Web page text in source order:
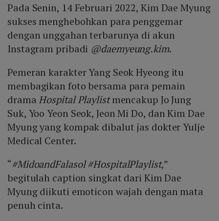
Pada Senin, 14 Februari 2022, Kim Dae Myung
sukses menghebohkan para penggemar
dengan unggahan terbarunya di akun
Instagram pribadi @daemyeung.kim.
Pemeran karakter Yang Seok Hyeong itu
membagikan foto bersama para pemain
drama Hospital Playlistmencakup Jo Jung
Suk, Yoo Yeon Seok, Jeon Mi Do, dan Kim Dae
Myung yang kompak dibalut jas dokter Yulje
Medical Center.
“#MidoandFalasol #HospitalPlaylist,”
begitulah caption singkat dari Kim Dae
Myung diikuti emoticon wajah dengan mata
penuh cinta.